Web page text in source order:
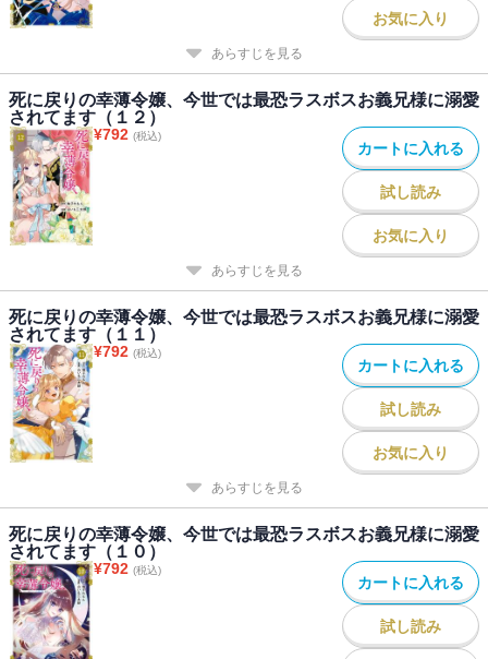
お気に入り
あらすじを見る
死に戻りの幸薄令嬢、今世では最恐ラスボスお義兄様に溺愛
されてます（１２）
¥792 (税込)
カートに入れる
試し読み
お気に入り
あらすじを見る
死に戻りの幸薄令嬢、今世では最恐ラスボスお義兄様に溺愛
されてます（１１）
¥792 (税込)
カートに入れる
試し読み
お気に入り
あらすじを見る
死に戻りの幸薄令嬢、今世では最恐ラスボスお義兄様に溺愛
されてます（１０）
¥792 (税込)
カートに入れる
試し読み